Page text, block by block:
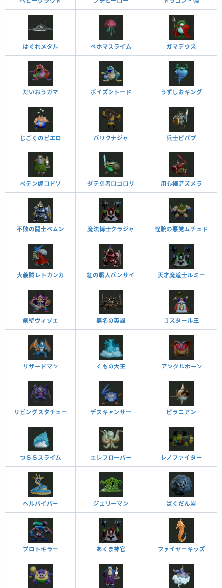
はぐれメタル ベホマスライム ガマデウス
だいおうガマ ポイズントード うずしおキング
じごくのピエロ バリクナジャ 兵士ピパプ
ペテン師コドソ ダテ勇者ロゴロリ 用心棒アズメラ
不敗の闘士ベムン 魔法博士クラジャ 怪腕の悪党ムチュド
大義賊レトカンカ 紅の戦人バンサイ 天才魔道士ルミー
剣聖ヴィゾエ 無名の英雄 コスタール王
リザードマン くもの大王 アンクルホーン
リビングスタチュー デスキャンサー ピラニアン
つららスライム エレフローパー レノファイター
ヘルバイパー ジェリーマン ばくだん岩
プロトキラー あくま神官 ファイヤーキッズ